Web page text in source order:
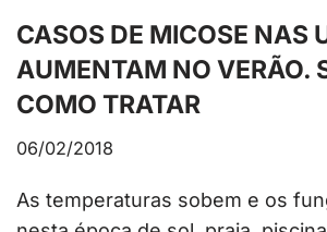
CASOS DE MICOSE NAS
AUMENTAM NO VERÃO.
COMO TRATAR
06/02/2018
As temperaturas sobem e os